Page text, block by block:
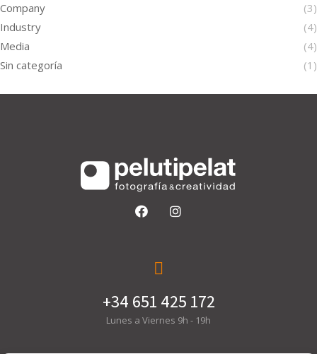
Company
(3)
Industry
(4)
Media
(4)
Sin categoría
(1)
+34 651 425 172
Lunes a Viernes 9h - 19h